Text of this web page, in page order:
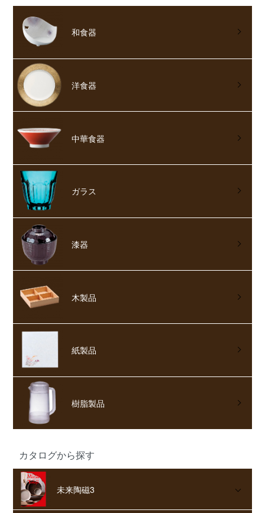
和食器
洋食器
中華食器
ガラス
漆器
木製品
紙製品
樹脂製品
カタログから探す
未来陶磁3